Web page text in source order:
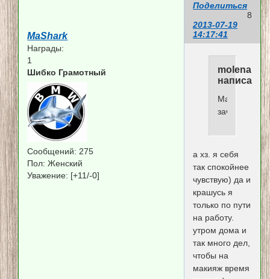
Поделиться
8
2013-07-19
14:17:41
MaShark
Награды:
1
Шибко Грамотный
Сообщений: 275
Пол: Женский
Уважение: [+11/-0]
molena
Маша,
а хз. я себя
так спокойнее
чувствую) да и
крашусь я
только по пути
на работу.
утром дома и
так много дел,
чтобы на
макияж время